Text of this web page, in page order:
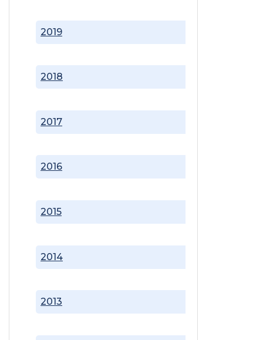
2013
2014
2015
2016
2017
2018
2019